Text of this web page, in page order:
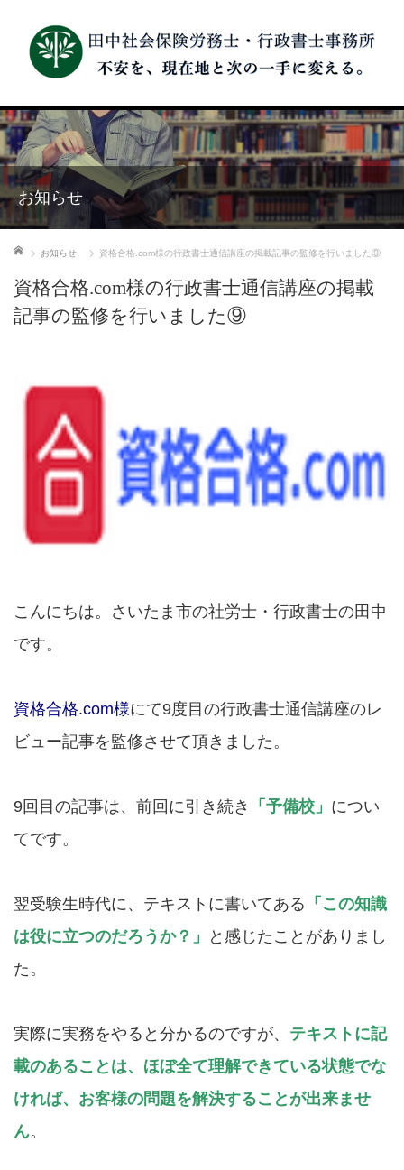
お知らせ
ホーム お知らせ 資格合格.com様の行政書士通信講座の掲載記事の監修を行いました⑨
資格合格.com様の行政書士通信講座の掲載
記事の監修を行いました⑨
こんにちは。さいたま市の社労士・行政書士の田中
です。
資格合格.com様にて9度目の行政書士通信講座のレ
ビュー記事を監修させて頂きました。
9回目の記事は、前回に引き続き 「予備校」 につい
てです。
翌受験生時代に、テキストに書いてある 「この知識
は役に立つのだろうか？」
と感じたことがありまし
た。
実際に実務をやると分かるのですが、 テキストに記
載のあることは、ほぼ全て理解できている状態でな
ければ、お客様の問題を解決することが出来ませ
ん。